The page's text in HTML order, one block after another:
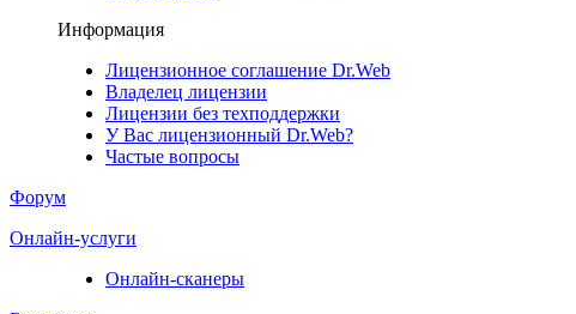
Информация
Лицензионное соглашение Dr.Web
Владелец лицензии
Лицензии без техподдержки
У Вас лицензионный Dr.Web?
Частые вопросы
Форум
Онлайн-услуги
Онлайн-сканеры